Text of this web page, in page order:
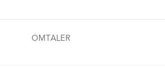
OMTALER